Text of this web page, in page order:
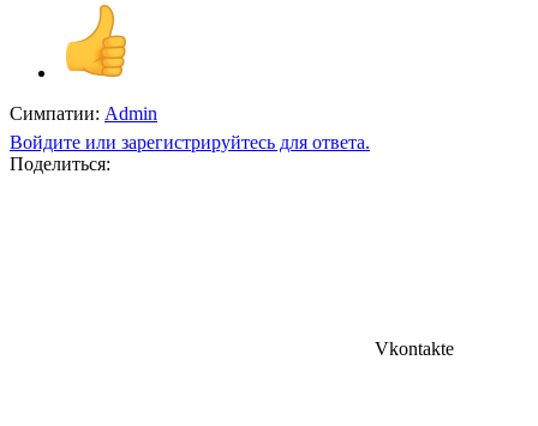
Симпатии: Admin
Войдите или зарегистрируйтесь для ответа.
Поделиться:
Vkontakte